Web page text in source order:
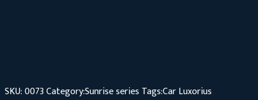
SKU:0073Category:Sunrise series Tags:CarLuxorius